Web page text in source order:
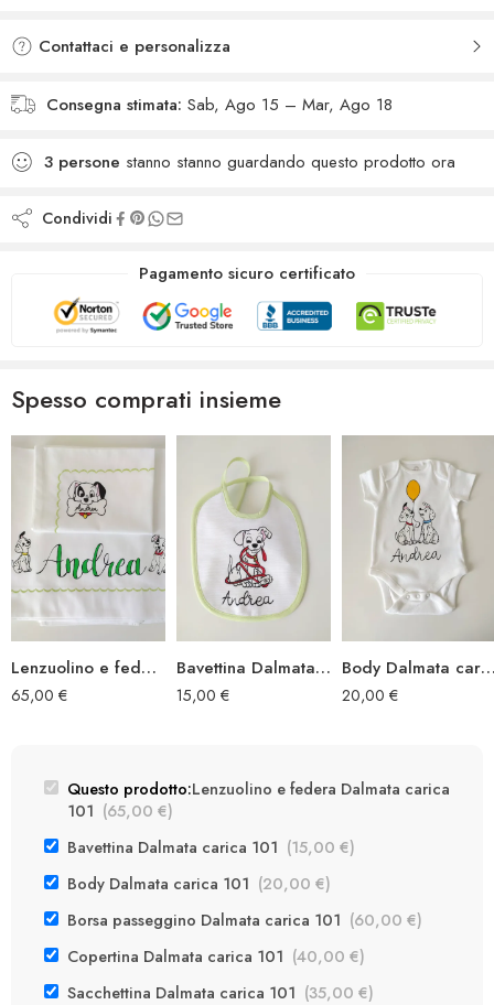
Contattaci e personalizza
Consegna stimata: Sab, Ago 15 – Mar, Ago 18
3 persone stanno stanno guardando questo prodotto ora
Condividi
Pagamento sicuro certificato
Spesso comprati insieme
Lenzuolino e federa Dalmata carica 101
65,00 €
Bavettina Dalmata carica 101
15,00 €
Body Dalmata
20,00 €
Questo prodotto:Lenzuolino e federa Dalmata carica
101 (65,00 €)
Bavettina Dalmata carica 101 (15,00 €)
Body Dalmata carica 101 (20,00 €)
Borsa passeggino Dalmata carica 101 (60,00 €)
Copertina Dalmata carica 101 (40,00 €)
Sacchettina Dalmata carica 101 (35,00 €)